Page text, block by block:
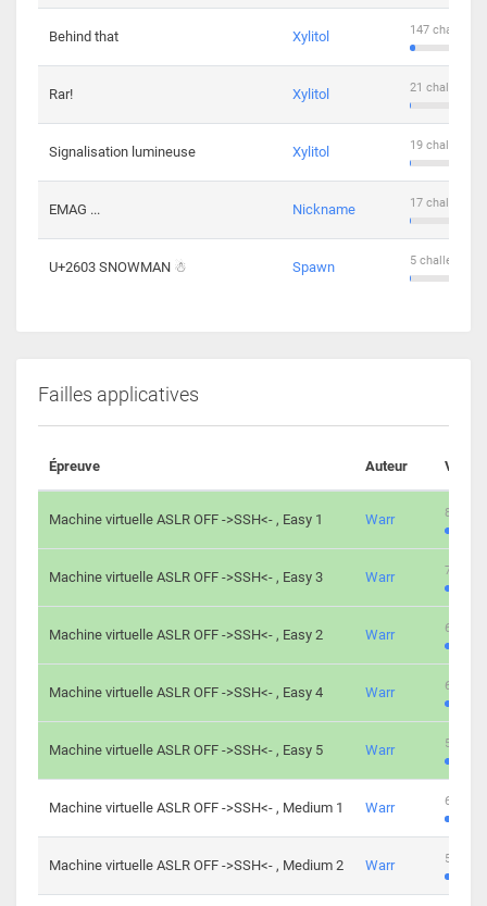
Behind that Xylitol 147
Rar! Xylitol 21
Signalisation lumineuse Xylitol 19
EMAG ... Nickname 17
U+2603 SNOWMAN ☃ Spawn 5 challengers
Failles applicatives
Épreuve Auteur
Machine virtuelle ASLR OFF ->SSH<- , Easy 1 Warr 801
Machine virtuelle ASLR OFF ->SSH<- , Easy 3 Warr 746
Machine virtuelle ASLR OFF ->SSH<- , Easy 2 Warr 681
Machine virtuelle ASLR OFF ->SSH<- , Easy 4 Warr 645
Machine virtuelle ASLR OFF ->SSH<- , Easy 5 Warr 561
Machine virtuelle ASLR OFF ->SSH<- , Medium 1 Warr 605
Machine virtuelle ASLR OFF ->SSH<- , Medium 2 Warr 509